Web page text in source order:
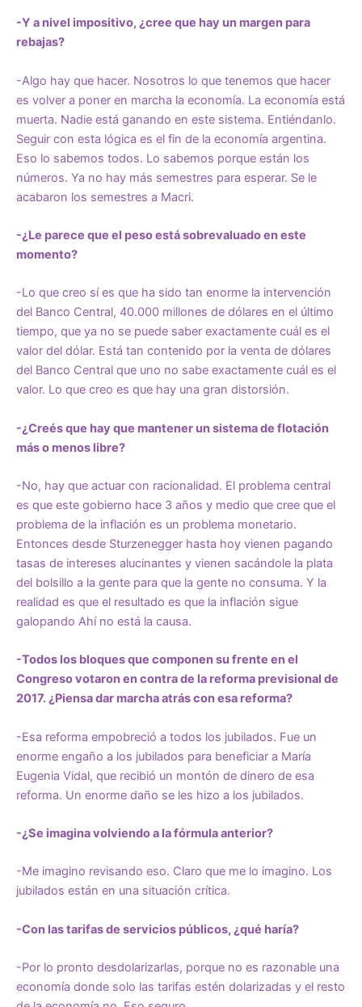
-Y a nivel impositivo, ¿cree que hay un margen para
rebajas?
-Algo hay que hacer. Nosotros lo que tenemos que hacer
es volver a poner en marcha la economía. La economía está
muerta. Nadie está ganando en este sistema. Entiéndanlo.
Seguir con esta lógica es el fin de la economía argentina.
Eso lo sabemos todos. Lo sabemos porque están los
números. Ya no hay más semestres para esperar. Se le
acabaron los semestres a Macri.
-¿Le parece que el peso está sobrevaluado en este
momento?
-Lo que creo sí es que ha sido tan enorme la intervención
del Banco Central, 40.000 millones de dólares en el último
tiempo, que ya no se puede saber exactamente cuál es el
valor del dólar. Está tan contenido por la venta de dólares
del Banco Central que uno no sabe exactamente cuál es el
valor. Lo que creo es que hay una gran distorsión.
-¿Creés que hay que mantener un sistema de flotación
más o menos libre?
-No, hay que actuar con racionalidad. El problema central
es que este gobierno hace 3 años y medio que cree que el
problema de la inflación es un problema monetario.
Entonces desde Sturzenegger hasta hoy vienen pagando
tasas de intereses alucinantes y vienen sacándole la plata
del bolsillo a la gente para que la gente no consuma. Y la
realidad es que el resultado es que la inflación sigue
galopando Ahí no está la causa.
-Todos los bloques que componen su frente en el
Congreso votaron en contra de la reforma previsional de
2017. ¿Piensa dar marcha atrás con esa reforma?
-Esa reforma empobreció a todos los jubilados. Fue un
enorme engaño a los jubilados para beneficiar a María
Eugenia Vidal, que recibió un montón de dinero de esa
reforma. Un enorme daño se les hizo a los jubilados.
-¿Se imagina volviendo a la fórmula anterior?
-Me imagino revisando eso. Claro que me lo imagino. Los
jubilados están en una situación crítica.
-Con las tarifas de servicios públicos, ¿qué haría?
-Por lo pronto desdolarizarlas, porque no es razonable una
economía donde solo las tarifas estén dolarizadas y el resto